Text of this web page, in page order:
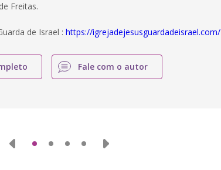
Freitas.
de Israel :https://igrejadejesusguardadeisrael.com/
Fale com o autor